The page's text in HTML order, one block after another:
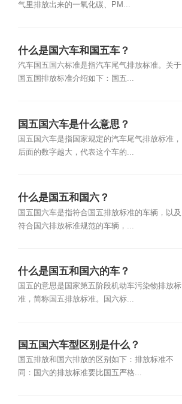
气里排放出来的一氧化碳、PM...
什么是国六车和国五车？
汽车国五国六标准是指汽车尾气排放标准。关于
国五国排放标准介绍如下：国五...
国五国六车是什么意思？
国五国六车是指国家规定的汽车尾气排放标准，
后面的数字越大，代表这个车的...
什么是国五和国六？
国五国六车是指符合国五排放标准的车辆，以及
符合国六排放标准规范的车辆，...
什么是国五和国六的车？
国五的意思是国家第五阶段机动车污染物排放标
准，简称国五排放标准。国六标...
国五国六车型区别是什么？
国五排放和国六排放的区别如下：排放标准不
同：国六的排放标准要比国五严格...